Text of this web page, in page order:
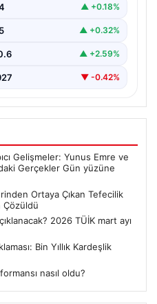
iddiasıyla yaşamına son
▲ +0.18%
▲ +0.32%
▲ +2.59%
▼ -0.42%
Gelişmeler: Yunus Emre ve
Gerçekler Gün yüzüne
Ortaya Çıkan Tefecilik
Çözüldü
2026 TÜİK mart ayı
Bin Yıllık Kardeşlik
nasıl oldu?